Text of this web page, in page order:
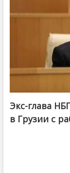
Экс-глава
в Грузии с